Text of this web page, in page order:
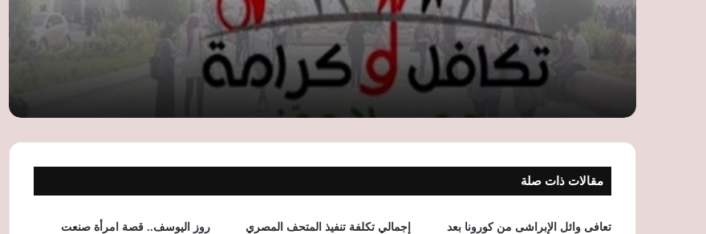
بالإسماعيلية
5G في مصر: خطوات الدولة لتعزيز شبكة
الجيل الخامس ودعم الابتكار الرقمي
الرقابة المالية توجه بصرف 100 ألف جنيه
مقالات ذات صلة
تعافى وائل الإبراشى من كورونا بعد
إجمالي تكلفة تنفيذ المتحف المصري
روز اليوسف.. قصة امرأة صنعت